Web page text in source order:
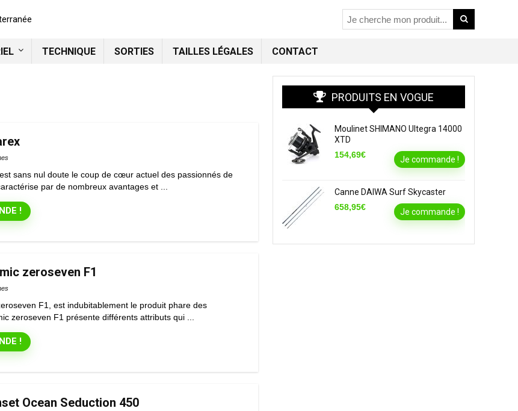
TECHNIQUE SORTIES TAILLES LÉGALES CONTACT
sans nul doute le coup de cœur actuel des passionnés de
par de nombreux avantages et ...
!
zeroseven F1
F1, est indubitablement le produit phare des
zeroseven F1 présente différents attributs qui ...
!
Ocean Seduction 450
PRODUITS EN VOGUE
Moulinet SHIMANO Ultegra 14000
XTD
154,69€
Je commande !
Canne DAIWA Surf Skycaster
658,95€
Je commande !